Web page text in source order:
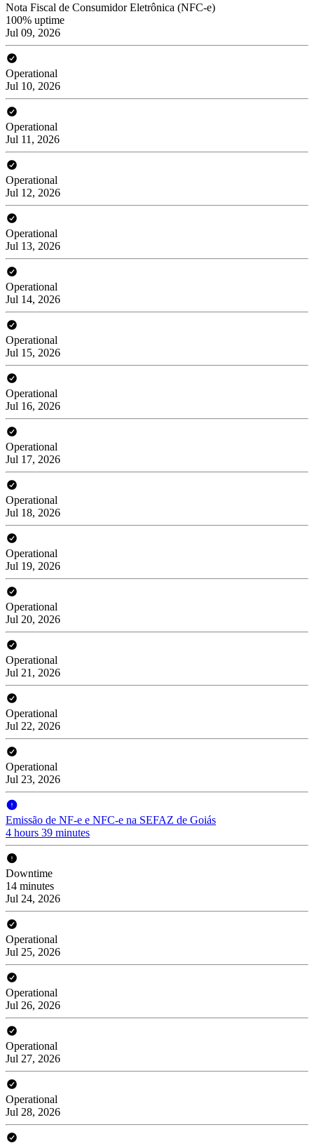
Nota Fiscal de Consumidor Eletrônica (NFC-e)
100% uptime
Jul 09, 2026
Operational
Jul 10, 2026
Operational
Jul 11, 2026
Operational
Jul 12, 2026
Operational
Jul 13, 2026
Operational
Jul 14, 2026
Operational
Jul 15, 2026
Operational
Jul 16, 2026
Operational
Jul 17, 2026
Operational
Jul 18, 2026
Operational
Jul 19, 2026
Operational
Jul 20, 2026
Operational
Jul 21, 2026
Operational
Jul 22, 2026
Operational
Jul 23, 2026
Emissão de NF-e e NFC-e na SEFAZ de Goiás
4 hours 39 minutes
Downtime
14 minutes
Jul 24, 2026
Operational
Jul 25, 2026
Operational
Jul 26, 2026
Operational
Jul 27, 2026
Operational
Jul 28, 2026